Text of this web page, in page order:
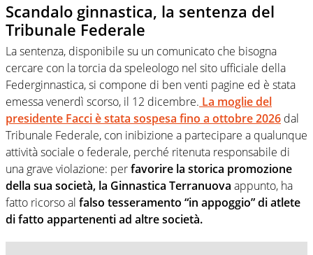
Scandalo ginnastica, la sentenza del
Tribunale Federale
La sentenza, disponibile su un comunicato che bisogna
cercare con la torcia da speleologo nel sito ufficiale della
Federginnastica, si compone di ben venti pagine ed è stata
emessa venerdì scorso, il 12 dicembre. La moglie del
presidente Facci è stata sospesa fino a ottobre 2026 dal
Tribunale Federale, con inibizione a partecipare a qualunque
attività sociale o federale, perché ritenuta responsabile di
una grave violazione: perfavorire la storica promozione
della sua società, la Ginnastica Terranuova appunto, ha
fatto ricorso al falso tesseramento “in appoggio” di atlete
di fatto appartenenti ad altre società.